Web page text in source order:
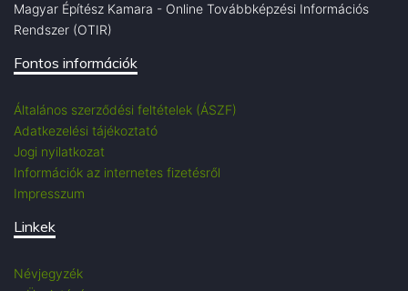
Magyar Építész Kamara - Online Továbbképzési Információs
Rendszer (OTIR)
Fontos információk
Általános szerződési feltételek (ÁSZF)
Adatkezelési tájékoztató
Jogi nyilatkozat
Információk az internetes fizetésről
Impresszum
Linkek
Névjegyzék